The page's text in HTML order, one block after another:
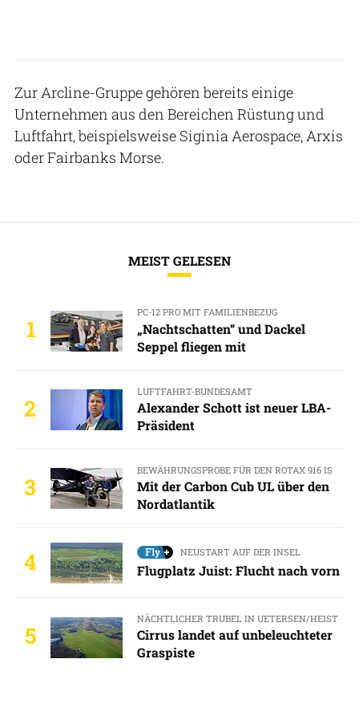
Zur Arcline-Gruppe gehören bereits einige
Unternehmen aus den Bereichen Rüstung und
Luftfahrt, beispielsweise Siginia Aerospace, Arxis
oder Fairbanks Morse.
MEIST GELESEN
1
PC-12 PRO MIT FAMILIENBEZUG
„Nachtschatten“ und Dackel
Seppel fliegen mit
2
LUFTFAHRT-BUNDESAMT
Alexander Schott ist neuer LBA-
Präsident
3
BEWÄHRUNGSPROBE FÜR DEN ROTAX 916 IS
Mit der Carbon Cub UL über den
Nordatlantik
4 NEUSTART AUF DER INSEL
Flugplatz Juist: Flucht nach vorn
5
NÄCHTLICHER TRUBEL IN UETERSEN/HEIST
Cirrus landet auf unbeleuchteter
Graspiste